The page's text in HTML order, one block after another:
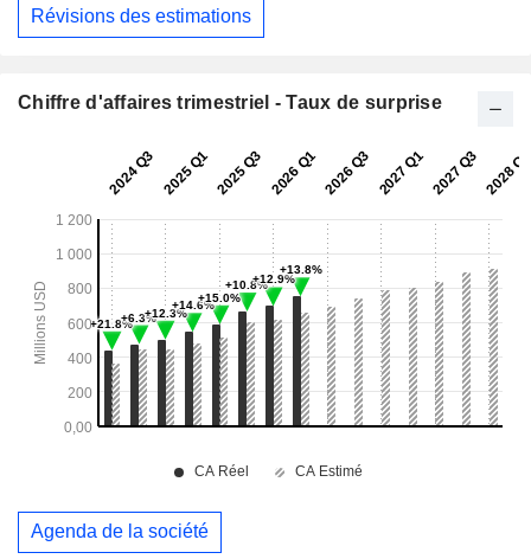
Révisions des estimations
Chiffre d'affaires trimestriel - Taux de surprise
Agenda de la société